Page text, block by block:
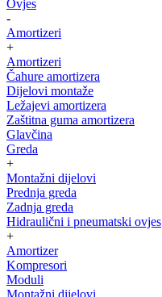
Ovjes
-
Amortizeri
+
Amortizeri
Čahure amortizera
Dijelovi montaže
Ležajevi amortizera
Zaštitna guma amortizera
Glavčina
Greda
+
Montažni dijelovi
Prednja greda
Zadnja greda
Hidraulični i pneumatski ovjes
+
Amortizer
Kompresori
Moduli
Montažni dijelovi